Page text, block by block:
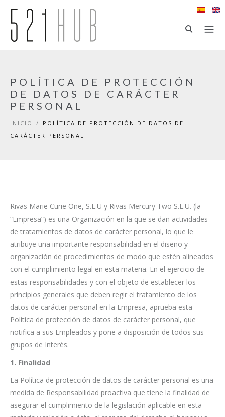
Ir al contenido principal
POLÍTICA DE PROTECCIÓN
DE DATOS DE CARÁCTER
PERSONAL
INICIO /
POLÍTICA DE PROTECCIÓN DE DATOS DE
CARÁCTER PERSONAL
Rivas Marie Curie One, S.L.U y Rivas Mercury Two S.L.U. (la
“Empresa”) es una Organización en la que se dan actividades
de tratamientos de datos de carácter personal, lo que le
atribuye una importante responsabilidad en el diseño y
organización de procedimientos de modo que estén alineados
con el cumplimiento legal en esta materia. En el ejercicio de
estas responsabilidades y con el objeto de establecer los
principios generales que deben regir el tratamiento de los
datos de carácter personal en la Empresa, aprueba esta
Política de protección de datos de carácter personal, que
notifica a sus Empleados y pone a disposición de todos sus
grupos de Interés.
1. Finalidad
La Política de protección de datos de carácter personal es una
medida de Responsabilidad proactiva que tiene la finalidad de
asegurar el cumplimiento de la legislación aplicable en esta